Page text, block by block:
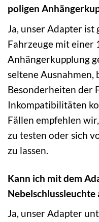
poligen
Ja, unser Adapter
Fahrzeuge mit einer
Anhängerkupplung
seltene Ausnahmen,
Besonderheiten der
Inkompatibilitäten
Fällen empfehlen
zu testen oder sich
zu lassen.
Kann ich mit dem
Ja, unser Adapter